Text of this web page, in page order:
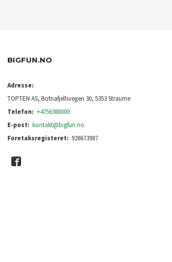
BIGFUN.NO
Adresse:
TOPTEN AS, Botnafjellsvegen 30, 5353 Straume
Telefon: +4756388000
E-post: kontakt@bigfun.no
Foretaksregisteret: 928673987